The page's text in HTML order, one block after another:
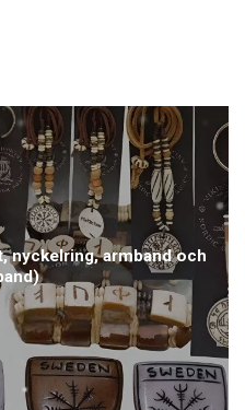
nyckelring, armband och